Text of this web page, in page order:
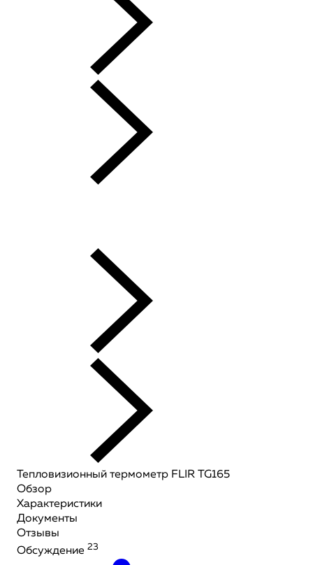
Тепловизионный термометр FLIR TG165
Обзор
Характеристики
Документы
Отзывы
Обсуждение 23